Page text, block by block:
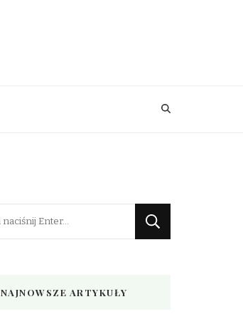
NAJNOWSZE ARTYKUŁY